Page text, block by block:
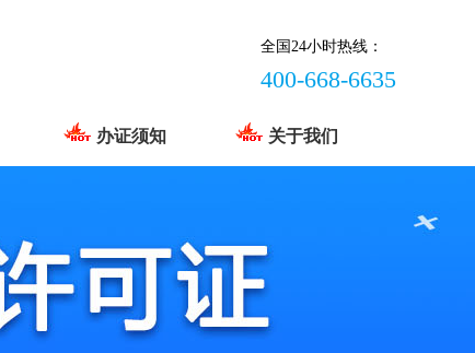
全国24小时热线：
400-668-6635
办证须知 关于我们